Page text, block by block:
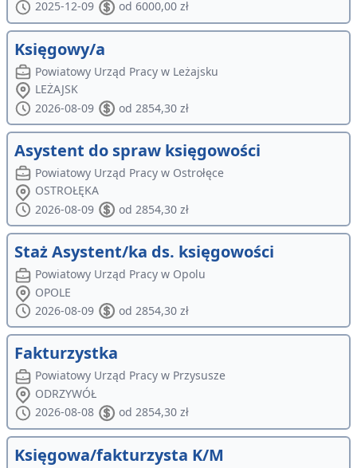
2025-12-09 od 6000,00 zł
Księgowy/a
Powiatowy Urząd Pracy w Leżajsku
LEŻAJSK
2026-08-09
od 2854,30 zł
Asystent do spraw księgowości
Powiatowy Urząd Pracy w Ostrołęce
OSTROŁĘKA
2026-08-09
od 2854,30 zł
Staż Asystent/ka ds. księgowości
Powiatowy Urząd Pracy w Opolu
OPOLE
2026-08-09
od 2854,30 zł
Fakturzystka
Powiatowy Urząd Pracy w Przysusze
ODRZYWÓŁ
2026-08-08
od 2854,30 zł
Księgowa/fakturzysta K/M